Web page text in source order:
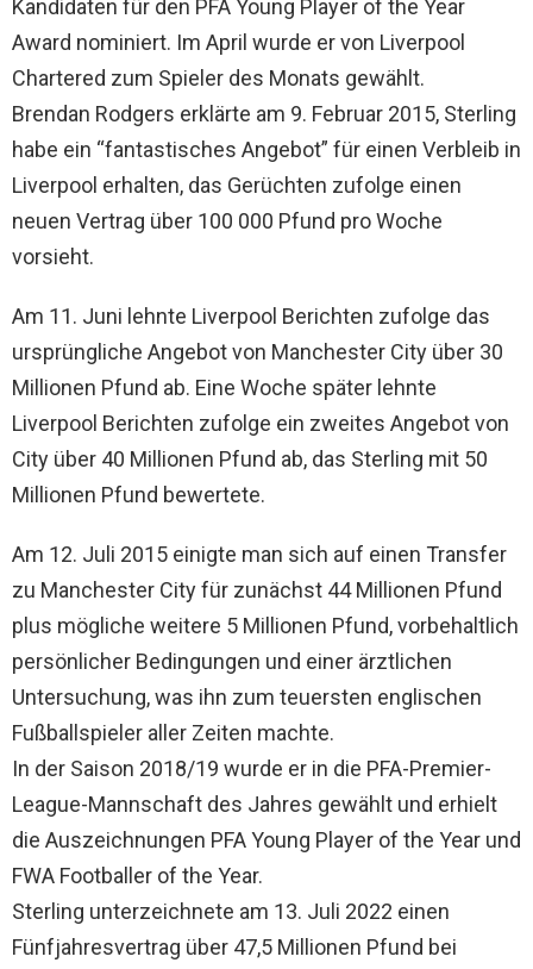
Kandidaten für den PFA Young Player of the Year
Award nominiert. Im April wurde er von Liverpool
Chartered zum Spieler des Monats gewählt.
Brendan Rodgers erklärte am 9. Februar 2015, Sterling
habe ein “fantastisches Angebot” für einen Verbleib in
Liverpool erhalten, das Gerüchten zufolge einen
neuen Vertrag über 100 000 Pfund pro Woche
vorsieht.
Am 11. Juni lehnte Liverpool Berichten zufolge das
ursprüngliche Angebot von Manchester City über 30
Millionen Pfund ab. Eine Woche später lehnte
Liverpool Berichten zufolge ein zweites Angebot von
City über 40 Millionen Pfund ab, das Sterling mit 50
Millionen Pfund bewertete.
Am 12. Juli 2015 einigte man sich auf einen Transfer
zu Manchester City für zunächst 44 Millionen Pfund
plus mögliche weitere 5 Millionen Pfund, vorbehaltlich
persönlicher Bedingungen und einer ärztlichen
Untersuchung, was ihn zum teuersten englischen
Fußballspieler aller Zeiten machte.
In der Saison 2018/19 wurde er in die PFA-Premier-
League-Mannschaft des Jahres gewählt und erhielt
die Auszeichnungen PFA Young Player of the Year und
FWA Footballer of the Year.
Sterling unterzeichnete am 13. Juli 2022 einen
Fünfjahresvertrag über 47,5 Millionen Pfund bei